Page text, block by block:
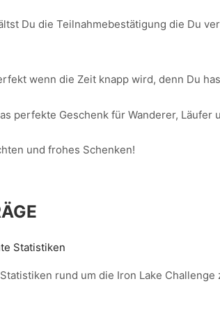
Du die Teilnahmebestätigung die Du
wenn die Zeit knapp wird, denn Du
perfekte Geschenk für Wanderer,
und frohes Schenken!
Statistiken
rund um die Iron Lake Challenge